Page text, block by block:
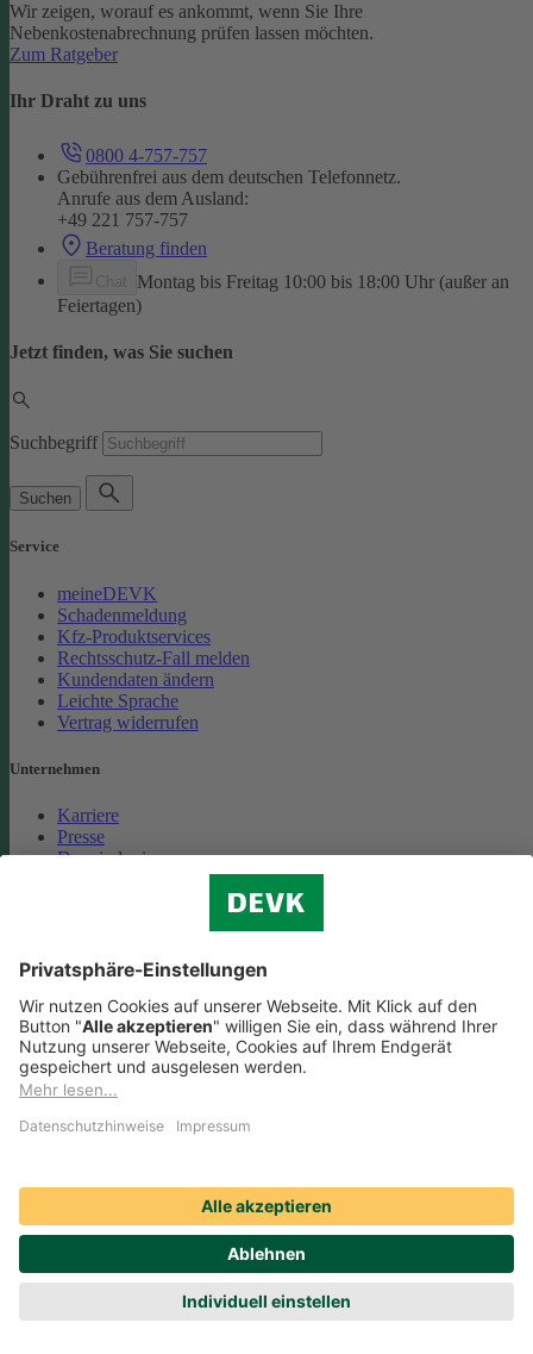
Wir zeigen, worauf es ankommt, wenn Sie Ihre
Nebenkostenabrechnung prüfen lassen möchten.
Zum Ratgeber
Ihr Draht zu uns
0800 4-757-757
Gebührenfrei aus dem deutschen Telefonnetz.
Anrufe aus dem Ausland:
+49 221 757-757
Beratung finden
Montag bis Freitag 10:00 bis 18:00 Uhr (außer an
Feiertagen)
Jetzt finden, was Sie suchen
Suchbegriff
Suchen
Service
meineDEVK
Schadenmeldung
Kfz-Produktservices
Rechtsschutz-Fall melden
Kundendaten ändern
Leichte Sprache
Vertrag widerrufen
Unternehmen
Karriere
Presse
Das sind wir
Partnerschaft Deutsche Bahn
Nachhaltigkeit
Streitbeilegung
EU-Transparenzverordnung
Compliance